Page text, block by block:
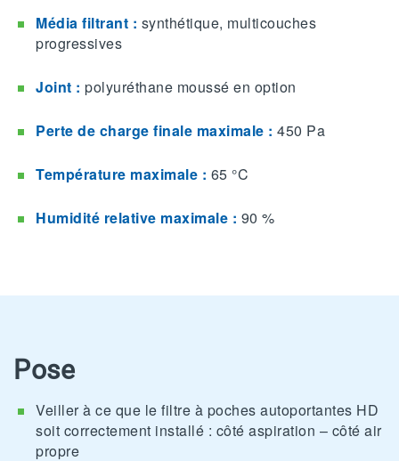
Média filtrant : synthétique, multicouches
progressives
Joint : polyuréthane moussé en option
Perte de charge finale maximale : 450 Pa
Température maximale : 65 °C
Humidité relative maximale : 90 %
Pose
Veiller à ce que le filtre à poches autoportantes HD
soit correctement installé : côté aspiration – côté air
propre